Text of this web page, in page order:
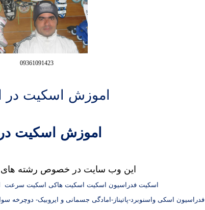
09361091423
اموزش اسکیت در
اموزش اسکیت
این وب سایت در خصوص رشته های
اسکیت فدراسیون اسکیت اسکیت هاکی اسکیت سرعت
فدراسیون اسکی واسنوبرد-پاتیناز-امادگی جسمانی و ایروبیک- دوچرخه